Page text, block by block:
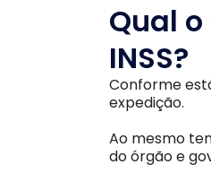
Qual
INSS?
Conforme
expedição.
Ao mesmo
do órgão e